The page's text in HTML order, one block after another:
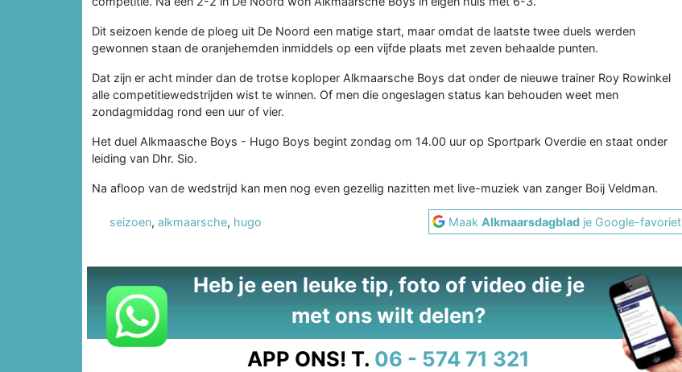
Dit seizoen kende de ploeg uit De Noord een matige start, maar omdat de laatste twee duels werden
gewonnen staan de oranjehemden inmiddels op een vijfde plaats met zeven behaalde punten.
Dat zijn er acht minder dan de trotse koploper Alkmaarsche Boys dat onder de nieuwe trainer Roy Rowinkel
alle competitiewedstrijden wist te winnen. Of men die ongeslagen status kan behouden weet men
zondagmiddag rond een uur of vier.
Het duel Alkmaasche Boys - Hugo Boys begint zondag om 14.00 uur op Sportpark Overdie en staat onder
leiding van Dhr. Sio.
Na afloop van de wedstrijd kan men nog even gezellig nazitten met live-muziek van zanger Boij Veldman.
seizoen, alkmaarsche, hugo MaakAlkmaarsdagblad je Google-favoriet
Heb je een leuke tip, foto of video die je
met ons wilt delen?
APP ONS! T. 06 - 574 71 321